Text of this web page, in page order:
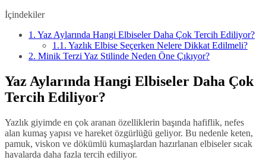
İçindekiler
1. Yaz Aylarında Hangi Elbiseler Daha Çok Tercih Ediliyor?
1.1. Yazlık Elbise Seçerken Nelere Dikkat Edilmeli?
2. Minik Terzi Yaz Stilinde Neden Öne Çıkıyor?
Yaz Aylarında Hangi Elbiseler Daha Çok
Tercih Ediliyor?
Yazlık giyimde en çok aranan özelliklerin başında hafiflik, nefes
alan kumaş yapısı ve hareket özgürlüğü geliyor. Bu nedenle keten,
pamuk, viskon ve dökümlü kumaşlardan hazırlanan elbiseler sıcak
havalarda daha fazla tercih ediliyor.